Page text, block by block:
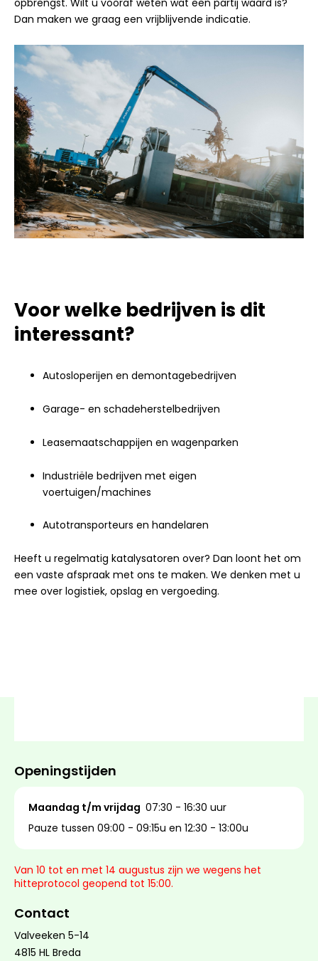
opbrengst. Wilt u vooraf weten wat een partij waard is?
Dan maken we graag een vrijblijvende indicatie.
Voor welke bedrijven is dit
interessant?
Autosloperijen en demontagebedrijven
Garage- en schadeherstelbedrijven
Leasemaatschappijen en wagenparken
Industriële bedrijven met eigen
voertuigen/machines
Autotransporteurs en handelaren
Heeft u regelmatig katalysatoren over? Dan loont het om
een vaste afspraak met ons te maken. We denken met u
mee over logistiek, opslag en vergoeding.
Openingstijden
Maandag t/m vrijdag 07:30 - 16:30 uur
Pauze tussen 09:00 - 09:15u en 12:30 - 13:00u
Van 10 tot en met 14 augustus zijn we wegens het
hitteprotocol geopend tot 15:00.
Contact
Valveeken 5-14
4815 HL Breda